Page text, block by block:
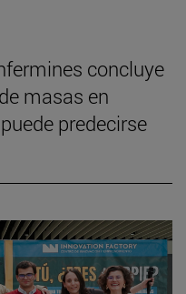
concluye
masas en
predecirse